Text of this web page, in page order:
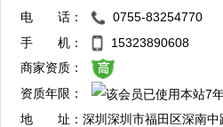
QQ：3003412773
复制
QQ：3003714016
电 话：
0755-83254770
手 机：
15323890608
商家资质：
资质年限：
地 址：深圳深圳市福田区深南